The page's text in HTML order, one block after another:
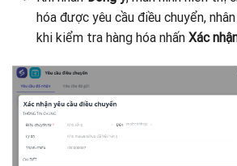
hóa được yêu cầu điều chuyển,
khi kiểm tra hàng hóa nhấn Xác